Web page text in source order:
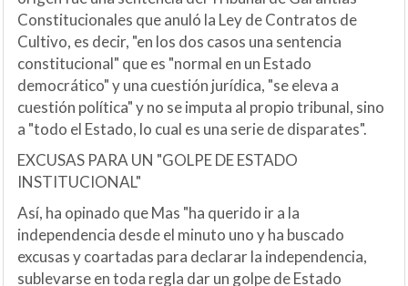
Constitucionales que anuló la Ley de Contratos de
Cultivo, es decir, "en los dos casos una sentencia
constitucional" que es "normal en un Estado
democrático" y una cuestión jurídica, "se eleva a
cuestión política" y no se imputa al propio tribunal, sino
a "todo el Estado, lo cual es una serie de disparates".
EXCUSAS PARA UN "GOLPE DE ESTADO
INSTITUCIONAL"
Así, ha opinado que Mas "ha querido ir a la
independencia desde el minuto uno y ha buscado
excusas y coartadas para declarar la independencia,
sublevarse en toda regla dar un golpe de Estado